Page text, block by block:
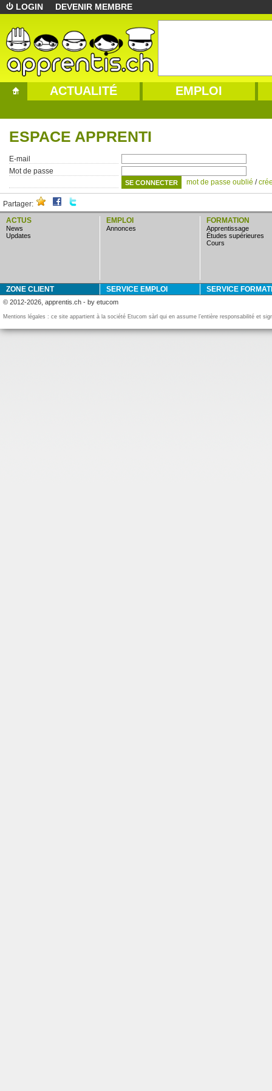
LOGIN DEVENIR MEMBRE
ACTUALITÉ EMPLOI
ESPACE APPRENTI
E-mail
Mot de passe
mot de passe oublié /
Partager:
ACTUS
news
updates
EMPLOI
annonces
FORMATION
apprentissage
études supérieures
cours
ZONE CLIENT SERVICE EMPLOI SERVICE
© 2012-2026, apprentis.ch - by etucom
Mentions légales : ce site appartient à la société Etucom sàrl qui en assume l’entière responsabilité et